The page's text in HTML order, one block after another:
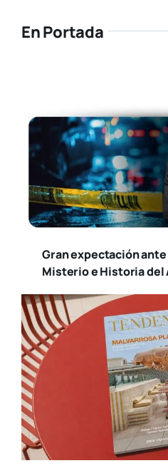
En Portada
Gran expectación
Misterio e Historia